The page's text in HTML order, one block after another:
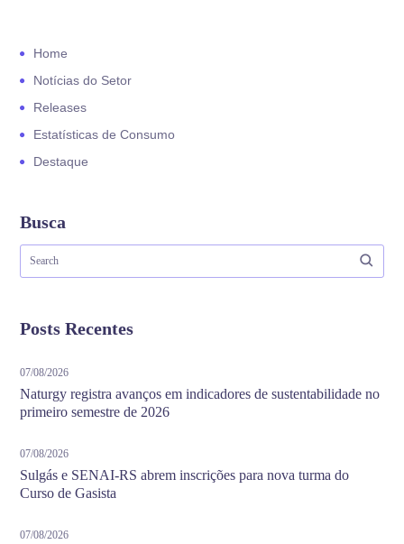
Home
Notícias do Setor
Releases
Estatísticas de Consumo
Destaque
Busca
Posts Recentes
07/08/2026
Naturgy registra avanços em indicadores de sustentabilidade no
primeiro semestre de 2026
07/08/2026
Sulgás e SENAI-RS abrem inscrições para nova turma do
Curso de Gasista
07/08/2026